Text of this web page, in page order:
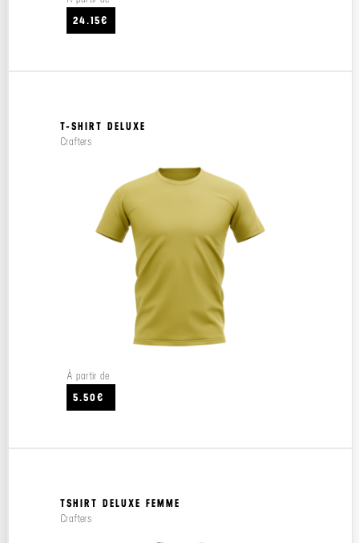
24.15€
T-SHIRT DELUXE
Crafters
À partir de
5.50€
TSHIRT DELUXE FEMME
Crafters